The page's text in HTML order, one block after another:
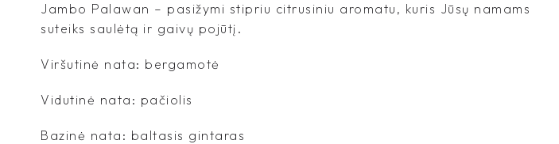
Jambo Palawan – pasižymi stipriu citrusiniu aromatu, kuris Jūsų namams
suteiks saulėtą ir gaivų pojūtį.
Viršutinė nata: bergamotė
Vidutinė nata: pačiolis
Bazinė nata: baltasis gintaras